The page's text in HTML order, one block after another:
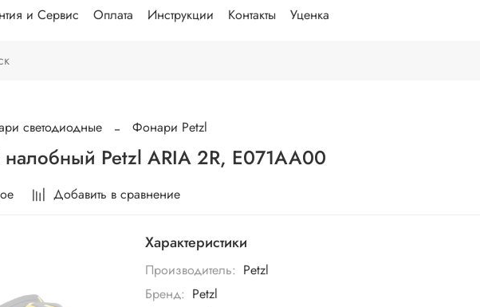
и Сервис Оплата Инструкции Контакты Уценка
светодиодные Фонари Petzl
Фонарь светодиодный налобный Petzl ARIA 2R, E071AA00
Добавить в сравнение
Характеристики
Производитель: Petzl
Бренд: Petzl